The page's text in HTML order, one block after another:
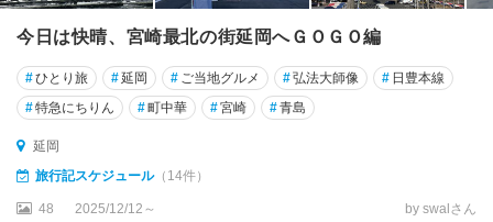
今日は快晴、宮崎最北の街延岡へＧＯＧＯ編
#ひとり旅 #延岡 # ご当地グルメ #弘法大師像 # 日豊本線
#特急にちりん #町中華 #宮崎 #青島
延岡
旅行記スケジュール（14件）
48 2025/12/12～ by swalさん